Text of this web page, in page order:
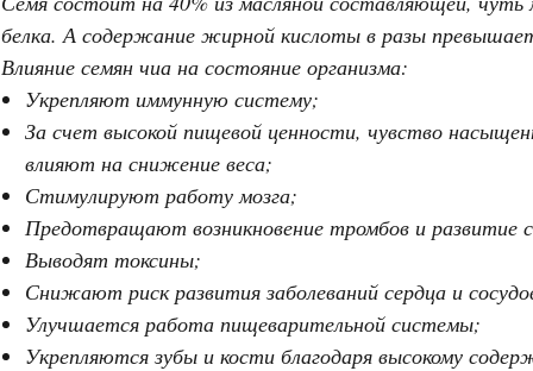
белка. А содержание жирной кислоты в разы
Влияние семян чиа на состояние организма:
Укрепляют иммунную систему;
За счет высокой пищевой ценности, чувство
влияют на снижение веса;
Стимулируют работу мозга;
Предотвращают возникновение тромбов и развитие
Выводят токсины;
Снижают риск развития заболеваний сердца и
Улучшается работа пищеварительной системы;
Укрепляются зубы и кости благодаря высокому